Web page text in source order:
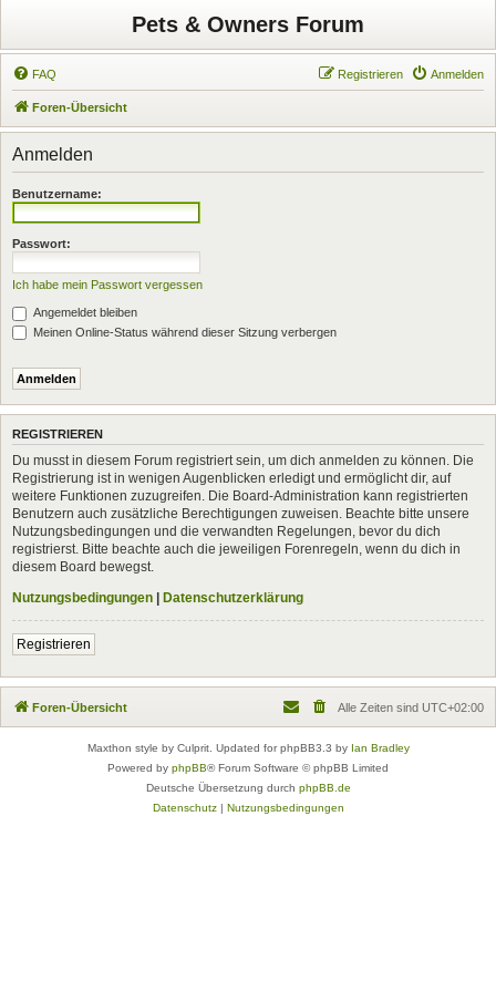
Pets & Owners Forum
FAQ Anmelden
Registrieren
Foren-Übersicht
Anmelden
Benutzername:
Passwort:
Ich habe mein Passwort vergessen
Angemeldet bleiben
Meinen Online-Status während dieser Sitzung verbergen
REGISTRIEREN
Du musst in diesem Forum registriert sein, um dich anmelden zu können. Die
Registrierung ist in wenigen Augenblicken erledigt und ermöglicht dir, auf
weitere Funktionen zuzugreifen. Die Board-Administration kann registrierten
Benutzern auch zusätzliche Berechtigungen zuweisen. Beachte bitte unsere
Nutzungsbedingungen und die verwandten Regelungen, bevor du dich
registrierst. Bitte beachte auch die jeweiligen Forenregeln, wenn du dich in
diesem Board bewegst.
Nutzungsbedingungen | Datenschutzerklärung
Registrieren
Foren-Übersicht Alle Zeiten sind UTC+02:00
Maxthon style by Culprit. Updated for phpBB3.3 by Ian Bradley
Powered by phpBB® Forum Software © phpBB Limited
Deutsche Übersetzung durch phpBB.de
Datenschutz| Nutzungsbedingungen